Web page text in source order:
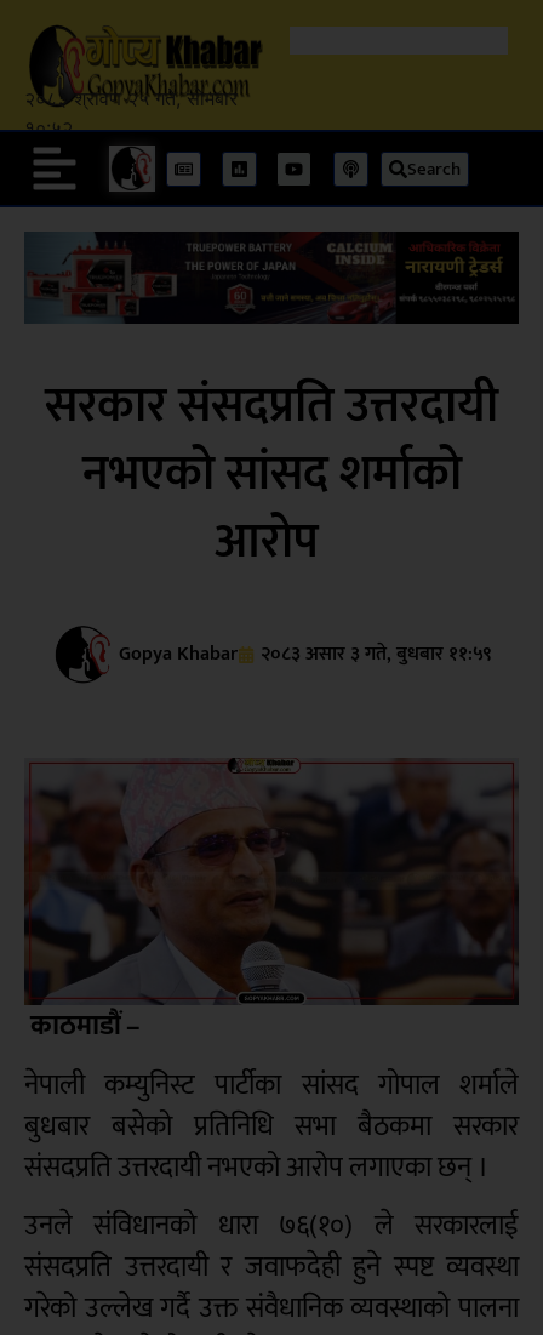
२०८३ श्रावण २५ गते, सोमबार
१०:५२
Search
सरकार संसदप्रति उत्तरदायी
नभएको सांसद शर्माको
आरोप
Gopya Khabar २०८३ असार ३ गते, बुधबार ११:५९
काठमाडौं –
नेपाली कम्युनिस्ट पार्टीका सांसद गोपाल शर्माले
बुधबार बसेको प्रतिनिधि सभा बैठकमा सरकार
संसदप्रति उत्तरदायी नभएको आरोप लगाएका छन् ।
उनले संविधानको धारा ७६(१०) ले सरकारलाई
संसदप्रति उत्तरदायी र जवाफदेही हुने स्पष्ट व्यवस्था
गरेको उल्लेख गर्दै उक्त संवैधानिक व्यवस्थाको पालना